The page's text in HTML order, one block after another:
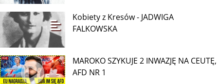
Kobiety z Kresów - JADWIGA
FALKOWSKA
MAROKO SZYKUJE 2 INWAZJĘ NA CEUTĘ,
AFD NR 1